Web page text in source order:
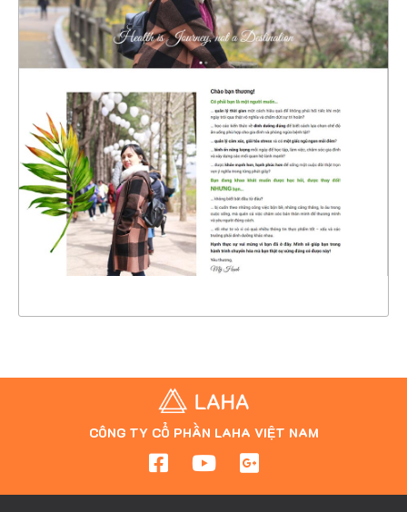
CHI TIẾT
XEM THỰC TẾ
CÔNG TY CỔ PHẦN LAHA VIỆT NAM